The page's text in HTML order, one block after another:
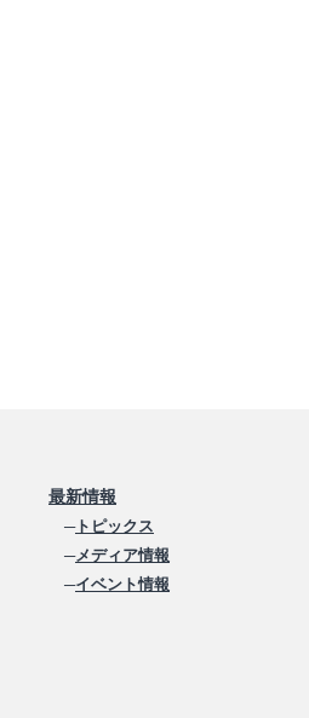
最新情報
─トピックス
─メディア情報
─イベント情報